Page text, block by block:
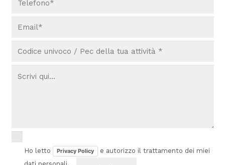
Ho letto Privacy Policy
e autorizzo il trattamento dei miei